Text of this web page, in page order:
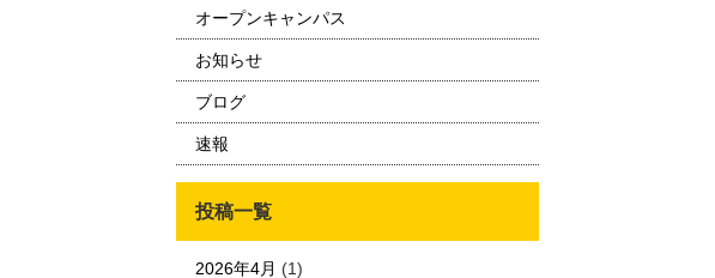
オープンキャンパス
お知らせ
ブログ
速報
投稿一覧
2026年4月 (1)